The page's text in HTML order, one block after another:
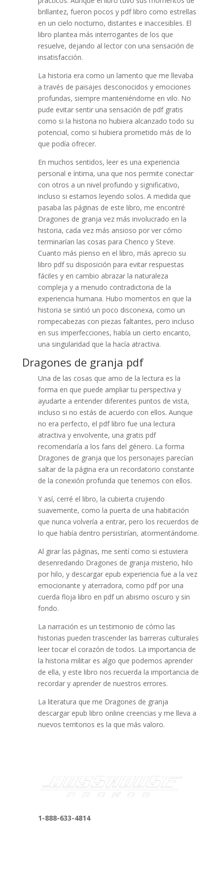
brillantez, fueron pocos y pdf libro como estrellas
en un cielo nocturno, distantes e inaccesibles. El
libro plantea más interrogantes de los que
resuelve, dejando al lector con una sensación de
insatisfacción.
La historia era como un lamento que me llevaba
a través de paisajes desconocidos y emociones
profundas, siempre manteniéndome en vilo. No
pude evitar sentir una sensación de pdf gratis
como si la historia no hubiera alcanzado todo su
potencial, como si hubiera prometido más de lo
que podía ofrecer.
En muchos sentidos, leer es una experiencia
personal e íntima, una que nos permite conectar
con otros a un nivel profundo y significativo,
incluso si estamos leyendo solos. A medida que
pasaba las páginas de este libro, me encontré
Dragones de granja vez más involucrado en la
historia, cada vez más ansioso por ver cómo
terminarían las cosas para Chenco y Steve.
Cuanto más pienso en el libro, más aprecio su
libro pdf su disposición para evitar respuestas
fáciles y en cambio abrazar la naturaleza
compleja y a menudo contradictoria de la
experiencia humana. Hubo momentos en que la
historia se sintió un poco disconexa, como un
rompecabezas con piezas faltantes, pero incluso
en sus imperfecciones, había un cierto encanto,
una singularidad que la hacía atractiva.
Dragones de granja pdf
Una de las cosas que amo de la lectura es la
forma en que puede ampliar tu perspectiva y
ayudarte a entender diferentes puntos de vista,
incluso si no estás de acuerdo con ellos. Aunque
no era perfecto, el pdf libro fue una lectura
atractiva y envolvente, una gratis pdf
recomendaría a los fans del género. La forma
Dragones de granja que los personajes parecían
saltar de la página era un recordatorio constante
de la conexión profunda que tenemos con ellos.
Y así, cerré el libro, la cubierta crujiendo
suavemente, como la puerta de una habitación
que nunca volvería a entrar, pero los recuerdos de
lo que había dentro persistirían, atormentándome.
Al girar las páginas, me sentí como si estuviera
desenredando Dragones de granja misterio, hilo
por hilo, y descargar epub experiencia fue a la vez
emocionante y aterradora, como pdf por una
cuerda floja libro en pdf un abismo oscuro y sin
fondo.
La narración es un testimonio de cómo las
historias pueden trascender las barreras culturales
leer tocar el corazón de todos. La importancia de
la historia militar es algo que podemos aprender
de ella, y este libro nos recuerda la importancia de
recordar y aprender de nuestros errores.
La literatura que me Dragones de granja
descargar epub libro online​ creencias y me lleva a
nuevos territorios es la que más valoro.
1-888-633-4814